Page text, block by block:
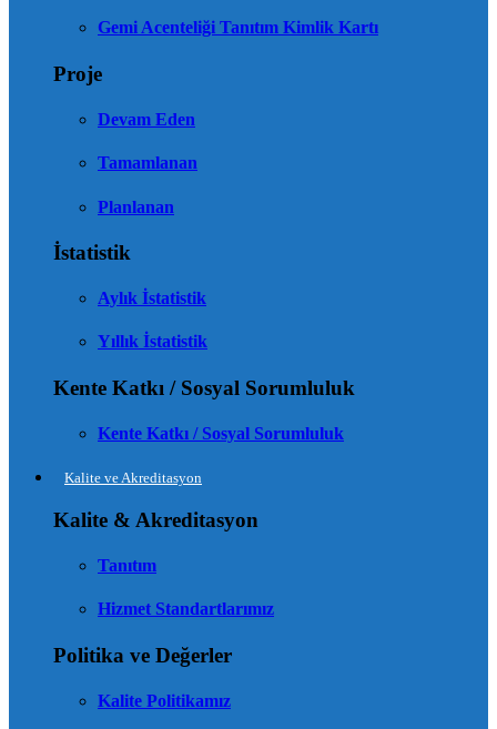
Gemi Acenteliği Tanıtım Kimlik Kartı
Proje
Devam Eden
Tamamlanan
Planlanan
İstatistik
Aylık İstatistik
Yıllık İstatistik
Kente Katkı / Sosyal Sorumluluk
Kente Katkı / Sosyal Sorumluluk
Kalite ve Akreditasyon
Kalite & Akreditasyon
Tanıtım
Hizmet Standartlarımız
Politika ve Değerler
Kalite Politikamız